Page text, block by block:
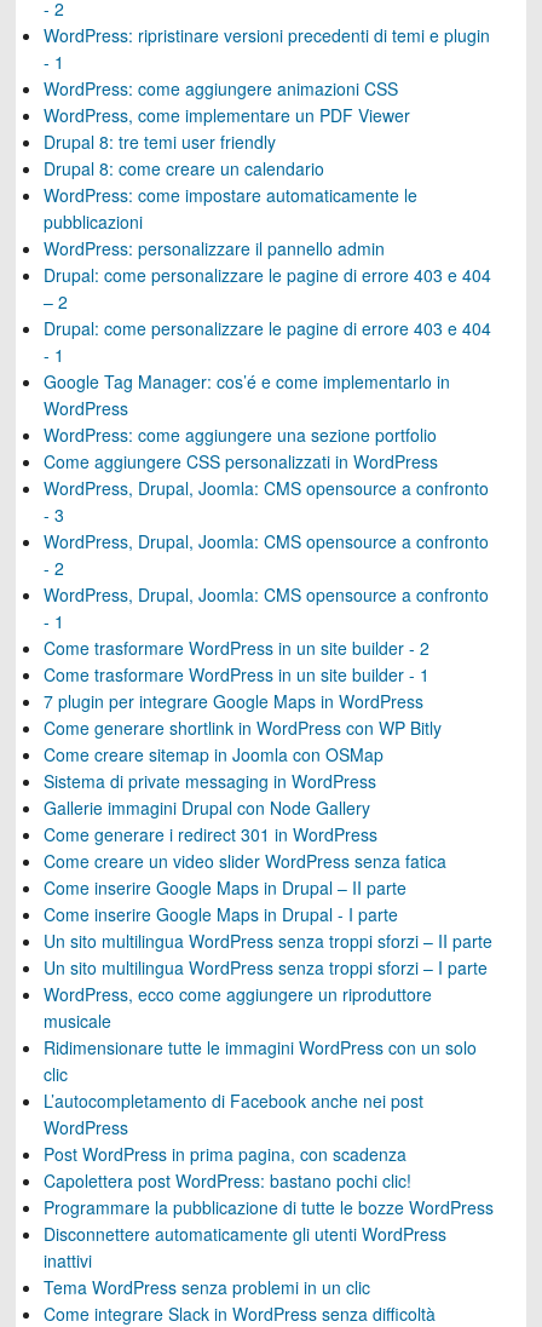
- 2
WordPress: ripristinare versioni precedenti di temi e plugin
- 1
WordPress: come aggiungere animazioni CSS
WordPress, come implementare un PDF Viewer
Drupal 8: tre temi user friendly
Drupal 8: come creare un calendario
WordPress: come impostare automaticamente le
pubblicazioni
WordPress: personalizzare il pannello admin
Drupal: come personalizzare le pagine di errore 403 e 404
– 2
Drupal: come personalizzare le pagine di errore 403 e 404
- 1
Google Tag Manager: cos’é e come implementarlo in
WordPress
WordPress: come aggiungere una sezione portfolio
Come aggiungere CSS personalizzati in WordPress
WordPress, Drupal, Joomla: CMS opensource a confronto
- 3
WordPress, Drupal, Joomla: CMS opensource a confronto
- 2
WordPress, Drupal, Joomla: CMS opensource a confronto
- 1
Come trasformare WordPress in un site builder - 2
Come trasformare WordPress in un site builder - 1
7 plugin per integrare Google Maps in WordPress
Come generare shortlink in WordPress con WP Bitly
Come creare sitemap in Joomla con OSMap
Sistema di private messaging in WordPress
Gallerie immagini Drupal con Node Gallery
Come generare i redirect 301 in WordPress
Come creare un video slider WordPress senza fatica
Come inserire Google Maps in Drupal – II parte
Come inserire Google Maps in Drupal - I parte
Un sito multilingua WordPress senza troppi sforzi – II parte
Un sito multilingua WordPress senza troppi sforzi – I parte
WordPress, ecco come aggiungere un riproduttore
musicale
Ridimensionare tutte le immagini WordPress con un solo
clic
L’autocompletamento di Facebook anche nei post
WordPress
Post WordPress in prima pagina, con scadenza
Capolettera post WordPress: bastano pochi clic!
Programmare la pubblicazione di tutte le bozze WordPress
Disconnettere automaticamente gli utenti WordPress
inattivi
Tema WordPress senza problemi in un clic
Come integrare Slack in WordPress senza difficoltà